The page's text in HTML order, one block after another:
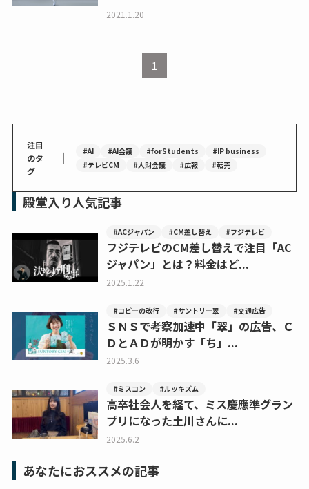
2021.1.20
1
注目
のタ
グ
｜ #AI #AI会議 #forStudents
#IP business
#テレビCM
#人財会議 #広報 #転売
殿堂入り人気記事
#ACジャパン #CM差し替え #フジテレビ
フジテレビのCM差し替えで注目「AC
ジャパン」とは？料金はど...
2025.1.22
#コピーの改行 #サントリー翠 #交通広告
ＳＮＳで考察加速中「翠」の広告、Ｃ
ＤとＡＤが明かす「ち」...
2025.3.6
#ミスコン #ルッキズム
高卒社会人を経て、ミス慶應準グラン
プリになった土川さんに...
2025.6.2
あなたにおススメの記事